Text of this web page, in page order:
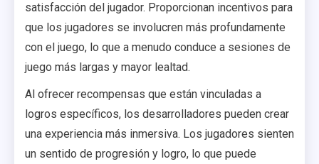
satisfacción del jugador. Proporcionan incentivos para
que los jugadores se involucren más profundamente
con el juego, lo que a menudo conduce a sesiones de
juego más largas y mayor lealtad.
Al ofrecer recompensas que están vinculadas a
logros específicos, los desarrolladores pueden crear
una experiencia más inmersiva. Los jugadores sienten
un sentido de progresión y logro, lo que puede